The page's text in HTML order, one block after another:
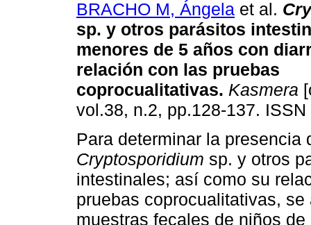
BRACHO M, Ángela et al.
sp. y otros parásitos
menores de 5 años con
relación con las pruebas
coprocualitativas. Kasmera
vol.38, n.2, pp.128-137.
Para determinar la presencia
Cryptosporidium sp. y otros
intestinales; así como su
pruebas coprocualitativas, se
muestras fecales de niños